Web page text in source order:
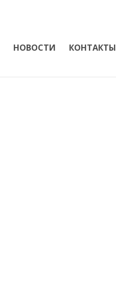
НОВОСТИ КОНТАКТЫ